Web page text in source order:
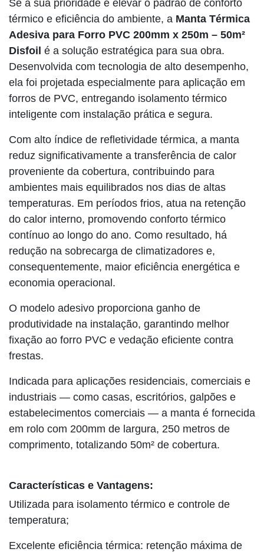
Se a sua prioridade é elevar o padrão de conforto
térmico e eficiência do ambiente, a Manta Térmica
Adesiva para Forro PVC 200mm x 250m – 50m²
Disfoil é a solução estratégica para sua obra.
Desenvolvida com tecnologia de alto desempenho,
ela foi projetada especialmente para aplicação em
forros de PVC, entregando isolamento térmico
inteligente com instalação prática e segura.
Com alto índice de refletividade térmica, a manta
reduz significativamente a transferência de calor
proveniente da cobertura, contribuindo para
ambientes mais equilibrados nos dias de altas
temperaturas. Em períodos frios, atua na retenção
do calor interno, promovendo conforto térmico
contínuo ao longo do ano. Como resultado, há
redução na sobrecarga de climatizadores e,
consequentemente, maior eficiência energética e
economia operacional.
O modelo adesivo proporciona ganho de
produtividade na instalação, garantindo melhor
fixação ao forro PVC e vedação eficiente contra
frestas.
Indicada para aplicações residenciais, comerciais e
industriais — como casas, escritórios, galpões e
estabelecimentos comerciais — a manta é fornecida
em rolo com 200mm de largura, 250 metros de
comprimento, totalizando 50m² de cobertura.
Características e Vantagens:
Utilizada para isolamento térmico e controle de
temperatura;
Excelente eficiência térmica: retenção máxima de